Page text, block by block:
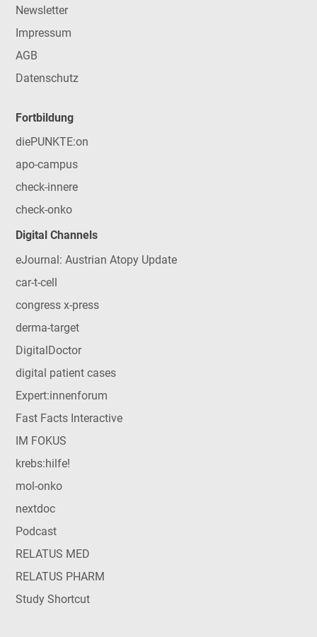
Newsletter
Impressum
AGB
Datenschutz
Fortbildung
diePUNKTE:on
apo-campus
check-innere
check-onko
Digital Channels
eJournal: Austrian Atopy Update
car-t-cell
congress x-press
derma-target
DigitalDoctor
digital patient cases
Expert:innenforum
Fast Facts Interactive
IM FOKUS
krebs:hilfe!
mol-onko
nextdoc
Podcast
RELATUS MED
RELATUS PHARM
Study Shortcut